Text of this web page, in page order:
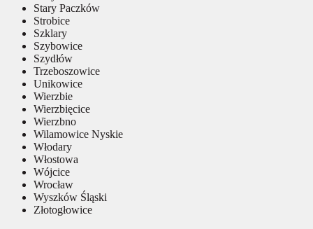
Stary Paczków
Strobice
Szklary
Szybowice
Szydłów
Trzeboszowice
Unikowice
Wierzbie
Wierzbięcice
Wierzbno
Wilamowice Nyskie
Włodary
Włostowa
Wójcice
Wrocław
Wyszków Śląski
Złotogłowice